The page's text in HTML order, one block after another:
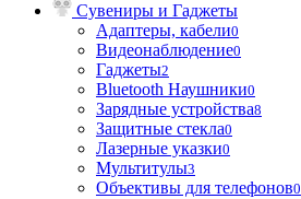
Сувениры и Гаджеты
Адаптеры, кабели0
Видеонаблюдение0
Гаджеты2
Bluetooth Наушники0
Зарядные устройства8
Защитные стекла0
Лазерные указки0
Мультитулы3
Объективы для телефонов0